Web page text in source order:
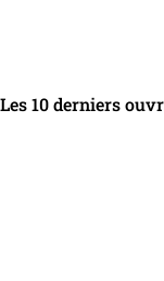
Les 10 derniers